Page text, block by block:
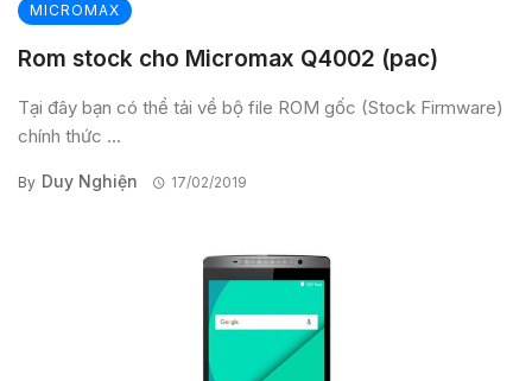
MICROMAX
Rom stock cho Micromax Q4002 (pac)
Tại đây bạn có thể tải về bộ file ROM gốc (Stock Firmware)
chính thức ...
By Duy Nghiện 17/02/2019